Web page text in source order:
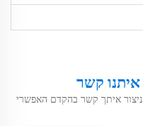
קשר
איתך קשר בהקדם האפשרי